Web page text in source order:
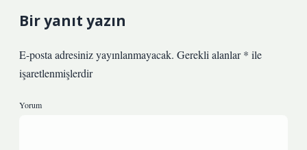
Bir yanıt yazın
E-posta adresiniz yayınlanmayacak. Gerekli alanlar* ile
işaretlenmişlerdir
Yorum